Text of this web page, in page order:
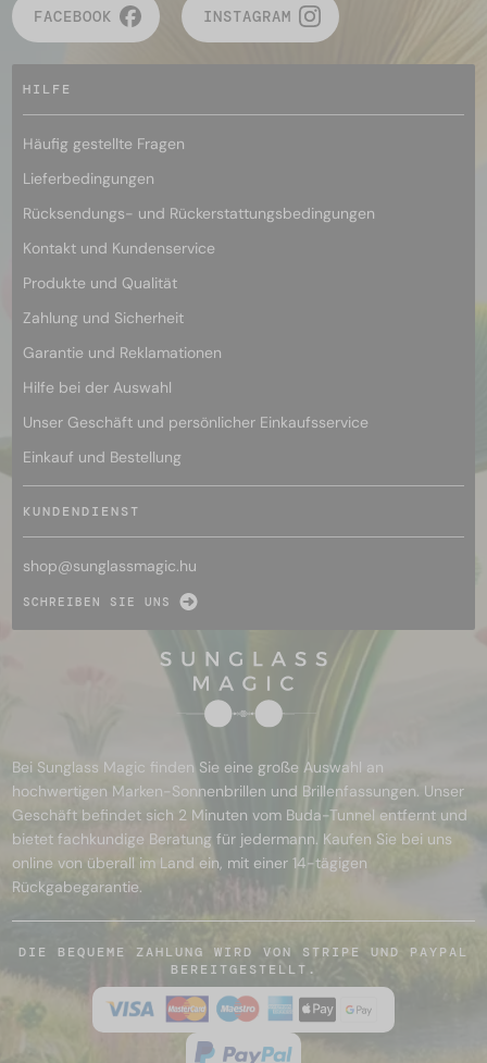
FACEBOOK INSTAGRAM
HILFE
Häufig gestellte Fragen
Lieferbedingungen
Rücksendungs- und Rückerstattungsbedingungen
Kontakt und Kundenservice
Produkte und Qualität
Zahlung und Sicherheit
Garantie und Reklamationen
Hilfe bei der Auswahl
Unser Geschäft und persönlicher Einkaufsservice
Einkauf und Bestellung
KUNDENDIENST
shop@sunglassmagic.hu
SCHREIBEN SIE UNS
Bei Sunglass Magic finden Sie eine große Auswahl an
hochwertigen Marken-Sonnenbrillen und Brillenfassungen. Unser
Geschäft befindet sich 2 Minuten vom Buda-Tunnel entfernt und
bietet fachkundige Beratung für jedermann. Kaufen Sie bei uns
online von überall im Land ein, mit einer 14-tägigen
Rückgabegarantie.
DIE BEQUEME ZAHLUNG WIRD VON STRIPE UND PAYPAL
BEREITGESTELLT.